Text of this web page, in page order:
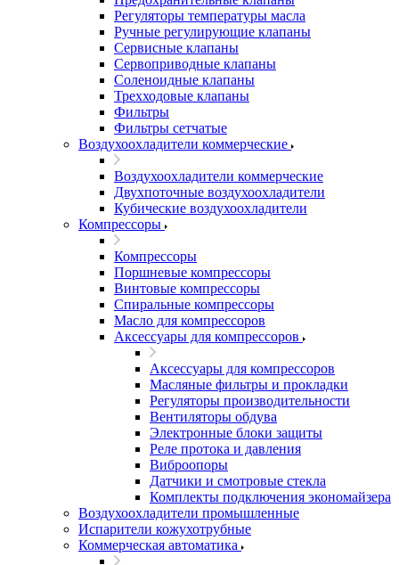
Регуляторы температуры масла
Ручные регулирующие клапаны
Сервисные клапаны
Сервоприводные клапаны
Соленоидные клапаны
Трехходовые клапаны
Фильтры
Фильтры сетчатые
Воздухоохладители коммерческие
Воздухоохладители коммерческие
Двухпоточные воздухоохладители
Кубические воздухоохладители
Компрессоры
Компрессоры
Поршневые компрессоры
Винтовые компрессоры
Спиральные компрессоры
Масло для компрессоров
Аксессуары для компрессоров
Аксессуары для компрессоров
Масляные фильтры и прокладки
Регуляторы производительности
Вентиляторы обдува
Электронные блоки защиты
Реле протока и давления
Виброопоры
Датчики и смотровые стекла
Комплекты подключения экономайзера
Воздухоохладители промышленные
Испарители кожухотрубные
Коммерческая автоматика